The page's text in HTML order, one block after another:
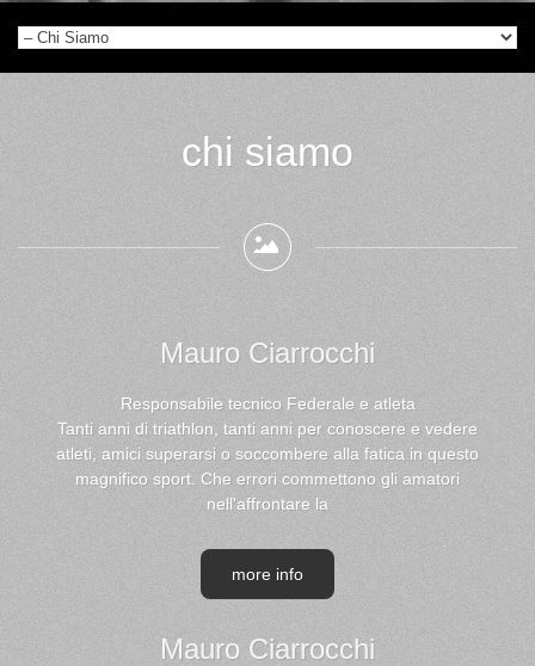
chi siamo
Mauro Ciarrocchi
Responsabile tecnico Federale e atleta
Tanti anni di triathlon, tanti anni per conoscere e vedere
atleti, amici superarsi o soccombere alla fatica in questo
magnifico sport. Che errori commettono gli amatori
nell'affrontare la
more info
Mauro Ciarrocchi